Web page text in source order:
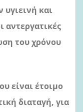
και
αντεργατικές
του χρόνου
είναι έτοιμο
διαταγή, για